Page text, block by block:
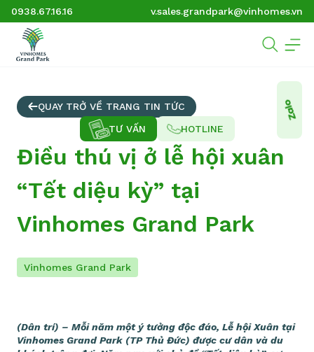
0938.67.16.16 v.sales.grandpark@vinhomes.vn
QUAY TRỞ VỀ TRANG TIN TỨC
Điều thú vị ở lễ hội xuân
“Tết diệu kỳ” tại
Vinhomes Grand Park
Vinhomes Grand Park
(Dân trí) – Mỗi năm một ý tưởng độc đáo, Lễ hội Xuân tại
Vinhomes Grand Park (TP Thủ Đức) được cư dân và du
TƯ VẤN HOTLINE